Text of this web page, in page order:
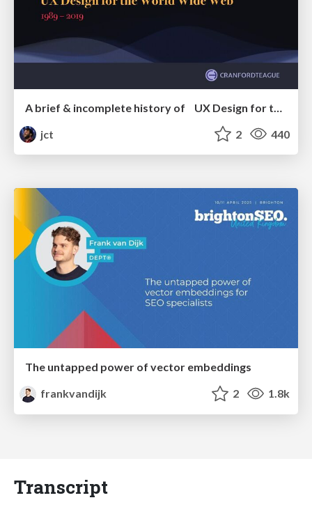
jct
2 440
The untapped power of vector embeddings
frankvandijk
2 1.8k
Transcript